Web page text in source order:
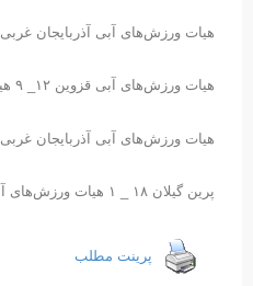
هیات ورزش‌های آبی آذربایجان غربی ١٠ _ ٩ پرین گیلان
هیات ورزش‌های آبی قزوین ١٢_ ٩ هیات ورزش‌های آبی فارس
هیات ورزش‌های آبی آذربایجان غربی ۶ _ ١٨ موج ایرانیان
پرین گیلان ١٨ _ ١ هیات ورزش‌های آبی زنجان
پرینت مطلب